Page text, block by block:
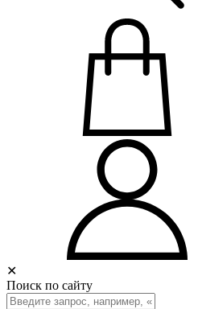
✕
Поиск по сайту